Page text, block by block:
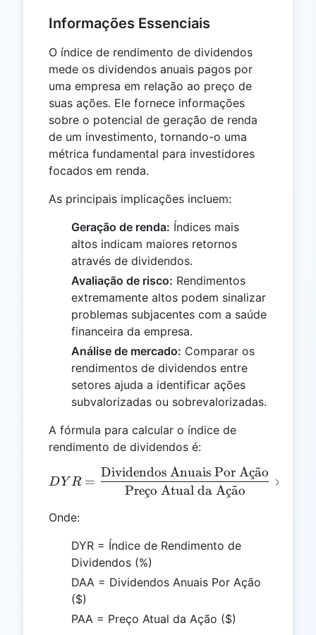
Informações Essenciais
O índice de rendimento de dividendos
mede os dividendos anuais pagos por
uma empresa em relação ao preço de
suas ações. Ele fornece informações
sobre o potencial de geração de renda
de um investimento, tornando-o uma
métrica fundamental para investidores
focados em renda.
As principais implicações incluem:
Geração de renda: Índices mais
altos indicam maiores retornos
através de dividendos.
Avaliação de risco: Rendimentos
extremamente altos podem sinalizar
problemas subjacentes com a saúde
financeira da empresa.
Análise de mercado: Comparar os
rendimentos de dividendos entre
setores ajuda a identificar ações
subvalorizadas ou sobrevalorizadas.
A fórmula para calcular o índice de
rendimento de dividendos é:
DYR =
DY R =
Prec
¸o Atual da Ac
¸a
˜o
Dividendos Anuais Por Ac
¸a
˜o
×
Onde:
DYR = Índice de Rendimento de
Dividendos (%)
DAA = Dividendos Anuais Por Ação
($)
PAA = Preço Atual da Ação ($)